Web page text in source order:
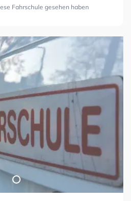
Fahrschule gesehen haben